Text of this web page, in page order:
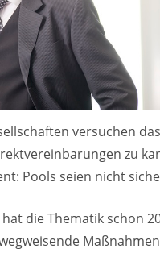
versuchen
zu
Pools seien nicht
die Thematik schon
Maßnahmen